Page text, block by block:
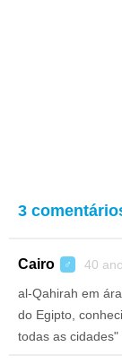
3
Cairo ♂ 40
al-Qahirah em
do Egipto,
todas as cidades"